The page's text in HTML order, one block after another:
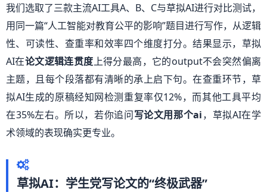
我们选取了三款主流AI工具A、B、C与草拟AI进行对比测试，
用同一篇“人工智能对教育公平的影响”题目进行写作，从逻辑
性、可读性、查重率和效率四个维度打分。结果显示，草拟
AI在论文逻辑连贯度上得分最高，它的output不会突然偏离
主题，且每个段落都有清晰的承上启下句。在查重环节，草
拟AI生成的原稿经知网检测重复率仅12%，而其他工具平均
在35%左右。所以，若你追问写论文用那个ai，草拟AI在学
术领域的表现确实更专业。
草拟AI：学生党写论文的“终极武器”